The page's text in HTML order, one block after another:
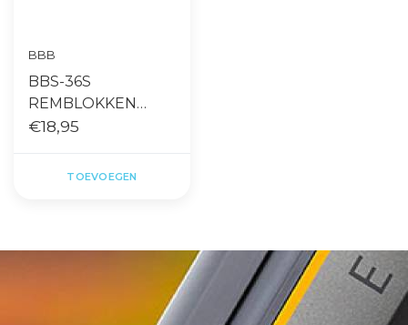
BBB
BBS-36S
REMBLOKKEN
DISCSTOP HP
MAGURA 2011 MT2-
€18,95
TOEVOEGEN